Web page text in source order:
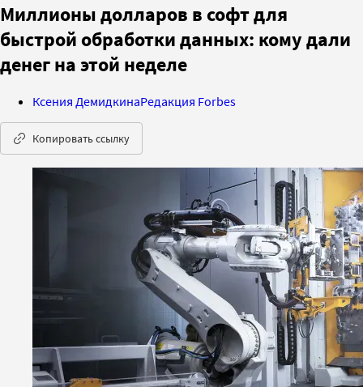
Миллионы долларов в софт для
быстрой обработки данных: кому дали
денег на этой неделе
Ксения ДемидкинаРедакция Forbes
Копировать ссылку